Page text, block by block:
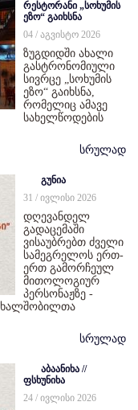
რესტორანი „სოხუმის
ეზო“ გაიხსნა
04 / აგვისტო 2026
ზუგდიდში ახალი
გასტრონომიული
სივრცე „სოხუმის
ეზო“ გაიხსნა,
რომელიც ამავე
სახელწოდების
სრულად
გუნია
31 / ივლისი 2026
დღევანდელ
გადაცემაში
ვისაუბრებთ ძველი
სამეგრელოს ერთ-
ერთ გამორჩეულ
მითოლოგიურ
პერსონაჟზე -
სრულად
აბაანიხა //
ფსხუნიხა
24 / ივლისი 2026